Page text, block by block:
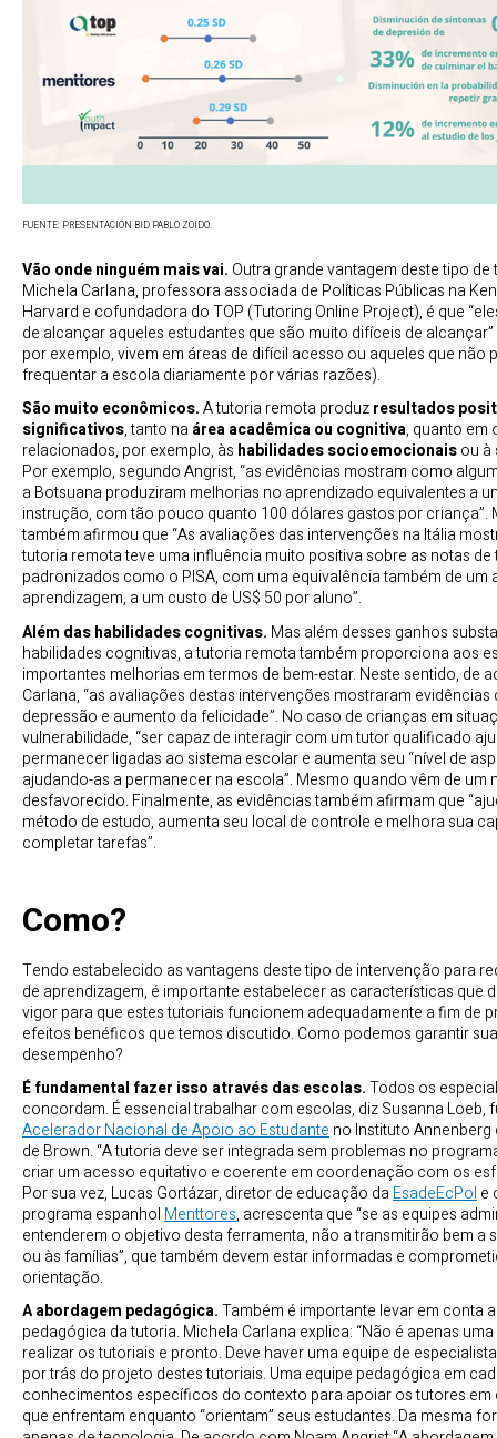
FUENTE: PRESENTACIÓN BID PABLO ZOIDO.
Vão onde ninguém mais vai. Outra grande vantagem deste tipo
Michela Carlana, professora associada de Políticas Públicas na
Harvard e cofundadora do TOP (Tutoring Online Project), é que
de alcançar aqueles estudantes que são muito difíceis de
por exemplo, vivem em áreas de difícil acesso ou aqueles que não
frequentar a escola diariamente por várias razões).
São muito econômicos.A tutoria remota produzresultados
significativos, tanto na área acadêmica ou cognitiva, quanto em
relacionados, por exemplo, às habilidades socioemocionaisou à
Por exemplo, segundo Angrist, “as evidências mostram como
a Botsuana produziram melhorias no aprendizado equivalentes a
instrução, com tão pouco quanto 100 dólares gastos por criança”.
também afirmou que “As avaliações das intervenções na Itália
tutoria remota teve uma influência muito positiva sobre as notas de
padronizados como o PISA, com uma equivalência também de um
aprendizagem, a um custo de US$ 50 por aluno”.
Além das habilidades cognitivas. Mas além desses ganhos
habilidades cognitivas, a tutoria remota também proporciona aos
importantes melhorias em termos de bem-estar. Neste sentido, de
Carlana, “as avaliações destas intervenções mostraram
depressão e aumento da felicidade”. No caso de crianças em
vulnerabilidade, “ser capaz de interagir com um tutor qualificado
permanecer ligadas ao sistema escolar e aumenta seu “nível de
ajudando-as a permanecer na escola”. Mesmo quando vêm de um
desfavorecido. Finalmente, as evidências também afirmam que
método de estudo, aumenta seu local de controle e melhora sua
completar tarefas”.
Como?
Tendo estabelecido as vantagens deste tipo de intervenção para
de aprendizagem, é importante estabelecer as características que
vigor para que estes tutoriais funcionem adequadamente a fim de
efeitos benéficos que temos discutido. Como podemos garantir
desempenho?
É fundamental fazer isso através das escolas.Todos os
concordam. É essencial trabalhar com escolas, diz Susanna Loeb,
Acelerador Nacional de Apoio ao Estudante no Instituto Annenberg
de Brown. “A tutoria deve ser integrada sem problemas no
criar um acesso equitativo e coerente em coordenação com os
Por sua vez, Lucas Gortázar, diretor de educação da EsadeEcPol e
programa espanhol Menttores, acrescenta que “se as equipes
entenderem o objetivo desta ferramenta, não a transmitirão bem a
ou às famílias”, que também devem estar informadas e
orientação.
A abordagem pedagógica.Também é importante levar em conta
pedagógica da tutoria. Michela Carlana explica: “Não é apenas
realizar os tutoriais e pronto. Deve haver uma equipe de
por trás do projeto destes tutoriais. Uma equipe pedagógica em
conhecimentos específicos do contexto para apoiar os tutores
que enfrentam enquanto “orientam” seus estudantes. Da mesma